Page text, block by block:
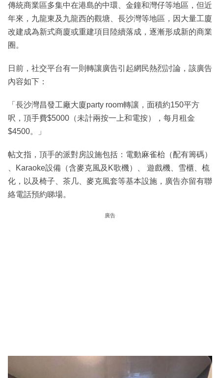
傳統商業區多集中在港島的中環、金鐘和灣仔等地區，但近
年來，九龍東及九龍西的觀塘、長沙灣等地區，因大量工廈
改建成為新式商廈或重建項目陸續落成，逐漸形成新的商業
圈。
日前，社交平台有一則轉讓廣告引起網民熱烈討論，該廣告
內容如下：
「長沙灣昌發工廠大廈party room轉讓，面積約150平方
呎，頂手費$5000（未計兩按一上和電按），每月租金
$4500。」
帖文指，頂手的派對房設施包括：電動麻雀枱（配有籌碼）
、Karaoke設備（含麥克風及K歌機）、 遊戲機、雪櫃、梳
化，以及椅子、茶几、麥克風套等基本設施，廣告亦留有聯
絡電話預約睇場。
廣告